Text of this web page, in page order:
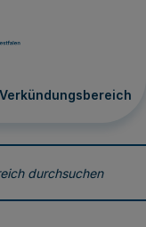
Verkündungsbereich
durchsuchen